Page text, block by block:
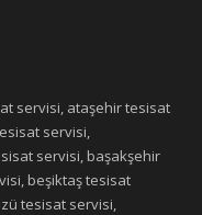
servisi, ataşehir tesisat
servisi,
servisi, başakşehir
beşiktaş tesisat
tesisat servisi,